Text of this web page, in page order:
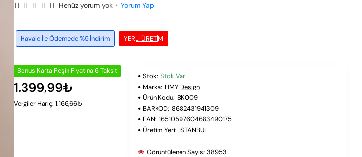
YERLI ÜRETIM
Havale İle Ödemede %5 İndirim
Henüz yorum yok • Yorum Yap
Bonus Karta Peşin Fiyatına 6 Taksit
1.399,99₺
Vergiler Hariç: 1.166,66₺
Stok: Stok Var
Marka: HMY Design
Ürün Kodu: BK009
BARKOD: 8682431941309
EAN: 16510597604683490175
Üretim Yeri: ISTANBUL
Görüntülenen Sayısı:38953